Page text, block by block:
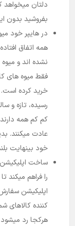
دلتان میخواهد
بفروشید بدون
در هایپر خود
همه اتفاق
نشده اند و
فقط میوه­ های
خرید کرده است.
رسیده، تازه و
کم کم همه دارند
عادت میکنند.
خود بینهایت
ساخت اپلیکیشن
را فراهم میکند
اپلیکیشن
کننده کالاهای
هرکجا رد